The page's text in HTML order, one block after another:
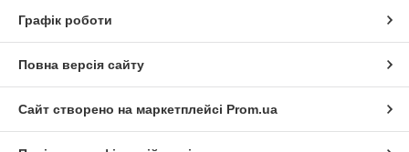
Графік роботи
Повна версія сайту
Сайт створено на маркетплейсі Prom.ua